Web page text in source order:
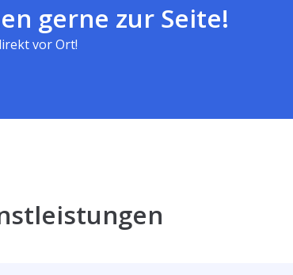
gerne zur Seite!
vor Ort!